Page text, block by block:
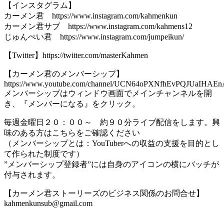
【インスタグラム】
カーメン君 https://www.instagram.com/kahmenkun
カーメン君サブ https://www.instagram.com/kahmens12
じゅんぺい君 https://www.instagram.com/jumpeikun/
【Twitter】https://twitter.com/masterKahmen
【カーメン君のメンバーシップ】
https://www.youtube.com/channel/
メンバーシップはウィンドウ画面でメインチャンネルを開
き、『メンバーになる』をクリック。
毎週金曜日２０：００～ 約９０分ライブ配信をします。興
味のある方はこちらをご確認ください
（メンバーシップとは：YouTuberへの収益の支援を目的とし
て作られた制度です）
”メンバーシップ登録者”には自身のアイコンの横にバッチが
付与されます。
【カーメン君ストーリーズのビジネス関係のお問合せ】
kahmenkunsub@gmail.com